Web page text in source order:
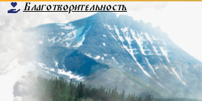
Благотворительность